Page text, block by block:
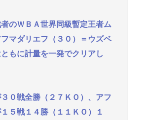
のＷＢＡ世界同級暫定王者ム
マダリエフ（３０）＝ウズベ
もに計量を一発でクリアし
０戦全勝（２７ＫＯ）、アフ
５戦１４勝（１１ＫＯ）１